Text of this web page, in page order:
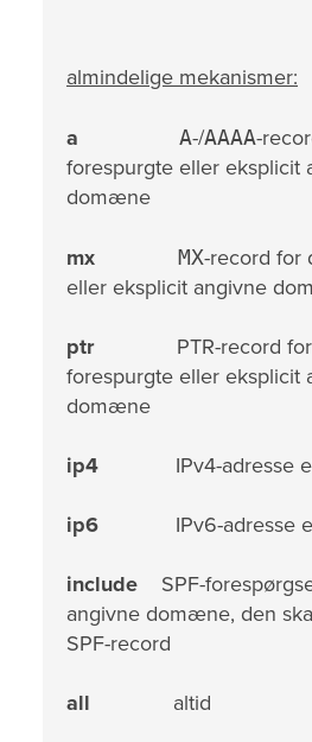
almindelige mekanismer:
a A-/AAAA-
forespurgte eller eksplicit
domæne
mx MX-record for
eller eksplicit angivne
ptrPTR-record for
forespurgte eller eksplicit
domæne
ip4 IPv4-adresse
ip6 IPv6-adresse
include SPF-
angivne domæne, den
SPF-record
all altid